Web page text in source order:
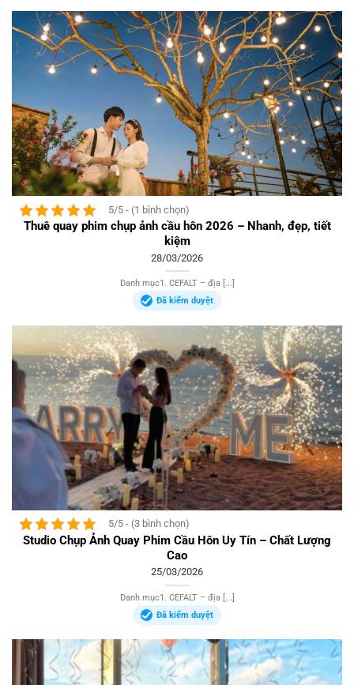
5/5 - (1 bình chọn)
Thuê quay phim chụp ảnh cầu hôn 2026 – Nhanh, đẹp, tiết
kiệm
28/03/2026
Danh mục1. CEFALT – địa [...]
Đã kiểm duyệt
5/5 - (3 bình chọn)
Studio Chụp Ảnh Quay Phim Cầu Hôn Uy Tín – Chất Lượng
Cao
25/03/2026
Danh mục1. CEFALT – địa [...]
Đã kiểm duyệt